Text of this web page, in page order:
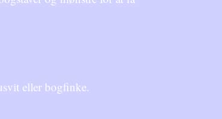
eller bogfinke.